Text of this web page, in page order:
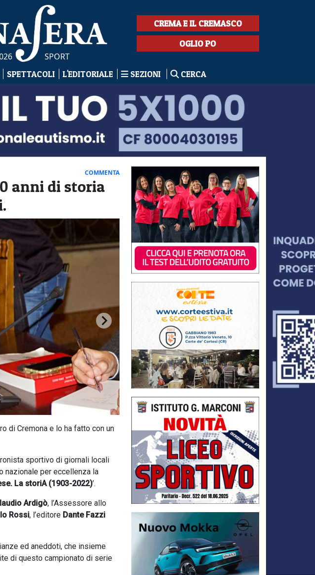
SPORT
CREMA E IL CREMASCO
OGLIO PO
SPETTACOLI L'EDITORIALE SEZIONI CERCA
COMMENTA
anni di storia
di Cremona e lo ha fatto con un
sportivo di giornali locali
nazionale per eccellenza la
La storiA (1903-2022)’.
Ardigò, l’Assessore allo
Rossi, l’editore Dante Fazzi
ed aneddoti, che insieme
di questo campionato di serie